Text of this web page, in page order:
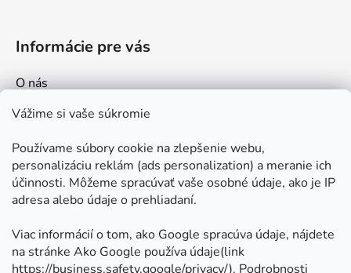
Vážime si vaše súkromie
Používame súbory cookie na zlepšenie webu,
personalizáciu reklám (ads personalization) a meranie ich
účinnosti. Môžeme spracúvať vaše osobné údaje, ako je IP
adresa alebo údaje o prehliadaní.
Viac informácií o tom, ako Google spracúva údaje, nájdete
na stránke Ako Google používa údaje(link
https://business.safety.google/privacy/⁩). Podrobnosti
Informácie pre vás
O nás
Kontakt
Ako nakupovať
Obchodné podmienky
Ochrana osobných údajov
Odstúpenie od zmluvy